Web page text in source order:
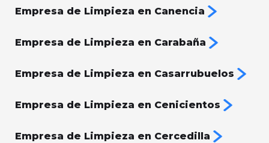
Empresa de Limpieza en Canencia
Empresa de Limpieza en Carabaña
Empresa de Limpieza en Casarrubuelos
Empresa de Limpieza en Cenicientos
Empresa de Limpieza en Cercedilla